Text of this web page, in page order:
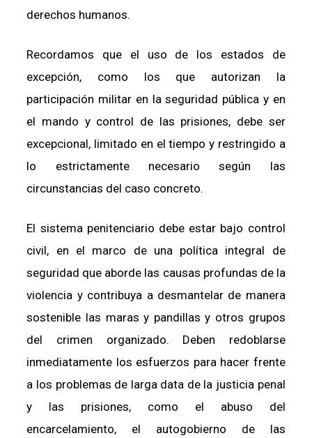
derechos humanos.
Recordamos que el uso de los estados de
excepción, como los que autorizan la
participación militar en la seguridad pública y en
el mando y control de las prisiones, debe ser
excepcional, limitado en el tiempo y restringido a
lo estrictamente necesario según las
circunstancias del caso concreto.
El sistema penitenciario debe estar bajo control
civil, en el marco de una política integral de
seguridad que aborde las causas profundas de la
violencia y contribuya a desmantelar de manera
sostenible las maras y pandillas y otros grupos
del crimen organizado. Deben redoblarse
inmediatamente los esfuerzos para hacer frente
a los problemas de larga data de la justicia penal
y las prisiones, como el abuso del
encarcelamiento, el autogobierno de las